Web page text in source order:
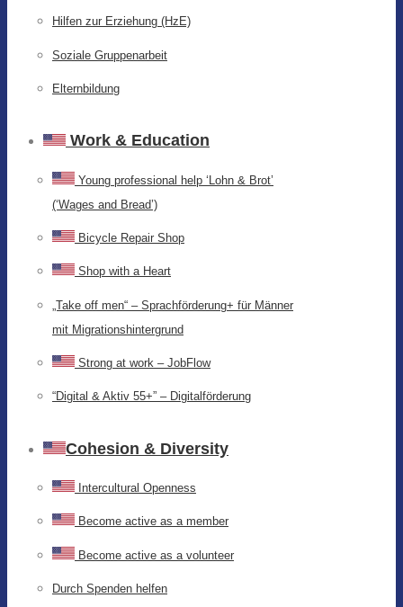
Hilfen zur Erziehung (HzE)
Soziale Gruppenarbeit
Elternbildung
Work & Education
Young professional help ‘Lohn & Brot’
(‘Wages and Bread’)
Bicycle Repair Shop
Shop with a Heart
„Take off men“ – Sprachförderung+ für Männer
mit Migrationshintergrund
Strong at work – JobFlow
“Digital & Aktiv 55+” – Digitalförderung
Cohesion & Diversity
Intercultural Openness
Become active as a member
Become active as a volunteer
Durch Spenden helfen